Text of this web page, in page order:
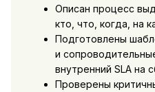
Описан процесс
кто, что, когда, на
Подготовлены
и
внутренний SLA на
Проверены